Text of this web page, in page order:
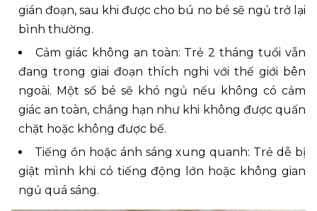
gián đoạn, sau khi được cho bú no bé sẽ ngủ trở lại
bình thường.
Cảm giác không an toàn: Trẻ 2 tháng tuổi vẫn
đang trong giai đoạn thích nghi với thế giới bên
ngoài. Một số bé sẽ khó ngủ nếu không có cảm
giác an toàn, chẳng hạn như khi không được quấn
chặt hoặc không được bế.
Tiếng ồn hoặc ánh sáng xung quanh: Trẻ dễ bị
giật mình khi có tiếng động lớn hoặc không gian
ngủ quá sáng.